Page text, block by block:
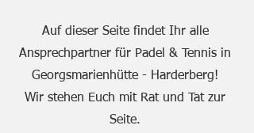
Auf dieser Seite findet Ihr alle
Ansprechpartner für Padel & Tennis in
Georgsmarienhütte - Harderberg!
Wir stehen Euch mit Rat und Tat zur
Seite.